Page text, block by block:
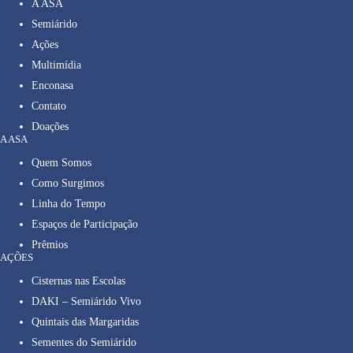
A ASA
Semiárido
Ações
Multimídia
Enconasa
Contato
Doações
A ASA
Quem Somos
Como Surgimos
Linha do Tempo
Espaços de Participação
Prêmios
AÇÕES
Cisternas nas Escolas
DAKI – Semiárido Vivo
Quintais das Margaridas
Sementes do Semiárido